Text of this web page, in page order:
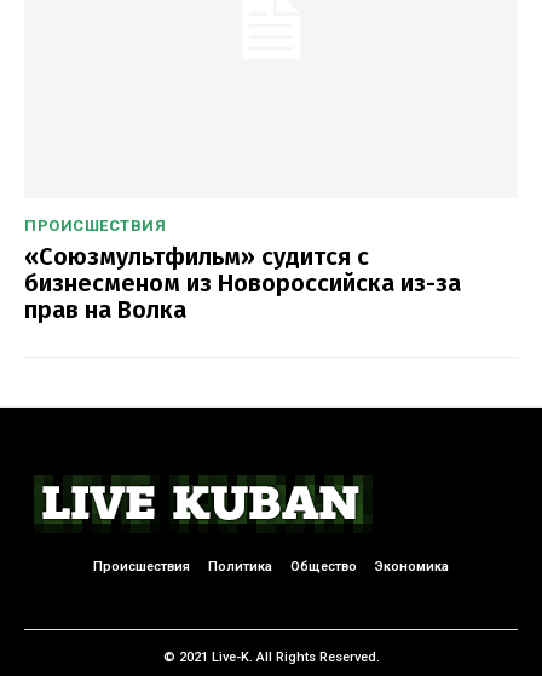
ПРОИСШЕСТВИЯ
«Союзмультфильм» судится с
бизнесменом из Новороссийска из-за
прав на Волка
Происшествия Политика Общество Экономика
© 2021 Live-K. All Rights Reserved.